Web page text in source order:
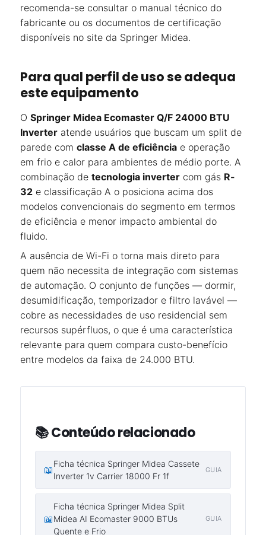
recomenda-se consultar o manual técnico do
fabricante ou os documentos de certificação
disponíveis no site da Springer Midea.
Para qual perfil de uso se adequa
este equipamento
O Springer Midea Ecomaster Q/F 24000 BTU
Inverter atende usuários que buscam um split de
parede com classe A de eficiência e operação
em frio e calor para ambientes de médio porte. A
combinação de tecnologia inverter com gás R-
32 e classificação A o posiciona acima dos
modelos convencionais do segmento em termos
de eficiência e menor impacto ambiental do
fluido.
A ausência de Wi-Fi o torna mais direto para
quem não necessita de integração com sistemas
de automação. O conjunto de funções — dormir,
desumidificação, temporizador e filtro lavável —
cobre as necessidades de uso residencial sem
recursos supérfluos, o que é uma característica
relevante para quem compara custo-benefício
entre modelos da faixa de 24.000 BTU.
📚 Conteúdo relacionado
📖
Ficha técnica Springer Midea Cassete
Inverter 1v Carrier 18000 Fr 1f
GUIA
📖
Ficha técnica Springer Midea Split
Midea AI Ecomaster 9000 BTUs
Quente e Frio
GUIA